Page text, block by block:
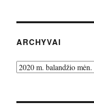
ARCHYVAI
Archyvai